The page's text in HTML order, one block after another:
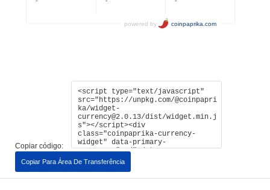
Copiar código:
Copiar Para Área De Transferência